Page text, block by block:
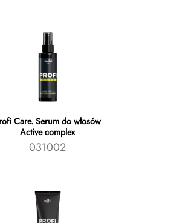
Care. Serum do włosów
Active complex
031002